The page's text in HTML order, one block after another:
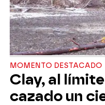
MOMENTO DESTACADO
Clay, al
cazado un